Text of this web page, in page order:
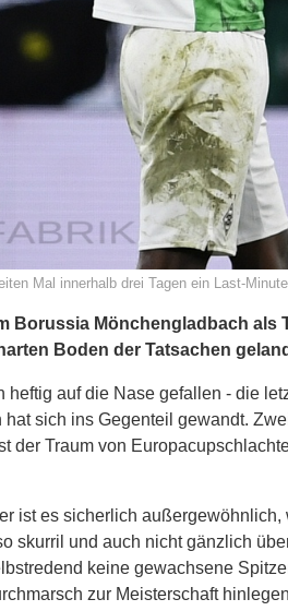
Mal innerhalb drei Tagen ein Last-
Borussia Mönchengladbach
Boden der Tatsachen
heftig auf die Nase gefallen - die
sich ins Gegenteil gewandt.
der Traum von
ist es sicherlich
skurril und auch nicht gänzlich
keine gewachsene
zur Meisterschaft